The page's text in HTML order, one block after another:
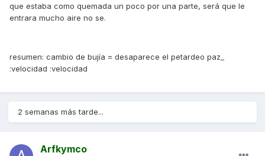
que estaba como quemada un poco por una parte, será que le
entrara mucho aire no se.
resumen: cambio de bujía = desaparece el petardeo paz_
:velocidad :velocidad
2 semanas más tarde...
Arfkymco